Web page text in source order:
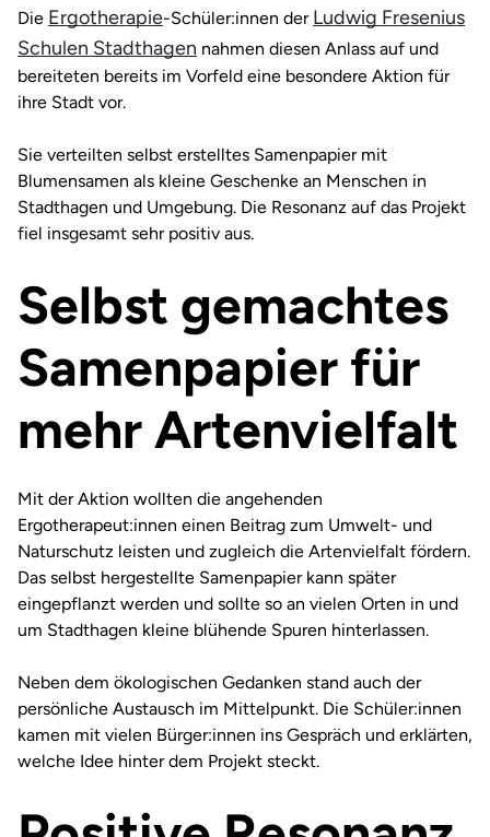
Die Ergotherapie-Schüler:innen der Ludwig Fresenius
Schulen Stadthagen nahmen diesen Anlass auf und
bereiteten bereits im Vorfeld eine besondere Aktion für
ihre Stadt vor.
Sie verteilten selbst erstelltes Samenpapier mit
Blumensamen als kleine Geschenke an Menschen in
Stadthagen und Umgebung. Die Resonanz auf das Projekt
fiel insgesamt sehr positiv aus.
Selbst gemachtes
Samenpapier für
mehr Artenvielfalt
Mit der Aktion wollten die angehenden
Ergotherapeut:innen einen Beitrag zum Umwelt- und
Naturschutz leisten und zugleich die Artenvielfalt fördern.
Das selbst hergestellte Samenpapier kann später
eingepflanzt werden und sollte so an vielen Orten in und
um Stadthagen kleine blühende Spuren hinterlassen.
Neben dem ökologischen Gedanken stand auch der
persönliche Austausch im Mittelpunkt. Die Schüler:innen
kamen mit vielen Bürger:innen ins Gespräch und erklärten,
welche Idee hinter dem Projekt steckt.